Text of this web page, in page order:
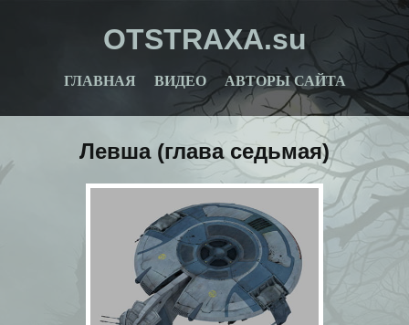
OTSTRAXA.su
ГЛАВНАЯ ВИДЕО АВТОРЫ САЙТА
Левша (глава седьмая)